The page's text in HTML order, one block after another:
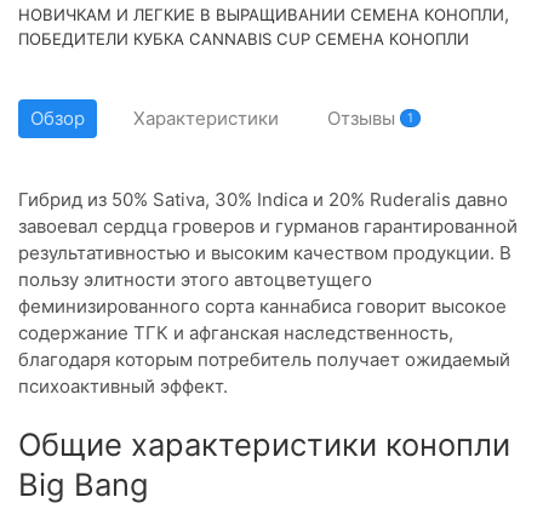
НОВИЧКАМ И ЛЕГКИЕ В ВЫРАЩИВАНИИ СЕМЕНА КОНОПЛИ,
ПОБЕДИТЕЛИ КУБКА CANNABIS CUP СЕМЕНА КОНОПЛИ
Обзор Характеристики Отзывы 1
Гибрид из 50% Sativa, 30% Indica и 20% Ruderalis давно
завоевал сердца гроверов и гурманов гарантированной
результативностью и высоким качеством продукции. В
пользу элитности этого автоцветущего
феминизированного сорта каннабиса говорит высокое
содержание ТГК и афганская наследственность,
благодаря которым потребитель получает ожидаемый
психоактивный эффект.
Общие характеристики конопли
Big Bang